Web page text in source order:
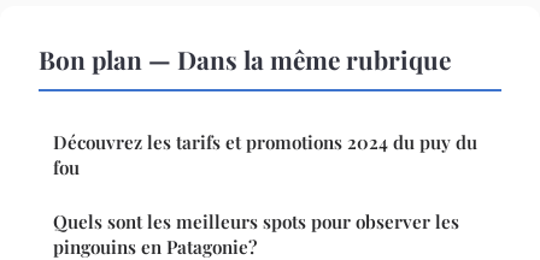
Bon plan — Dans la même rubrique
Découvrez les tarifs et promotions 2024 du puy du
fou
Quels sont les meilleurs spots pour observer les
pingouins en Patagonie?